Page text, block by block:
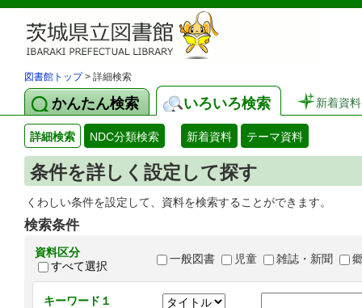
図書館トップ> 詳細検索
かんたん検索 いろいろ検索 新着資料
詳細検索 NDC分類検索 新着資料 テーマ資料
条件を詳しく設定して探す
くわしい条件を設定して、資料を検索することができます。
検索条件
資料区分
すべて選択
一般図書 児童 雑誌・新聞
キーワード１